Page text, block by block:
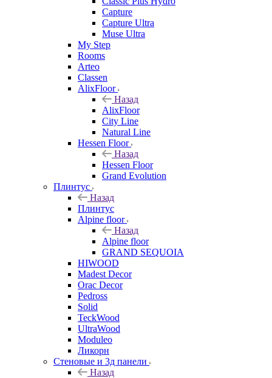
Capture
Capture Ultra
Muse Ultra
My Step
Rooms
Arteo
Classen
AlixFloor
Назад
AlixFloor
City Line
Natural Line
Hessen Floor
Назад
Hessen Floor
Grand Evolution
Плинтус
Назад
Плинтус
Alpine floor
Назад
Alpine floor
GRAND SEQUOIA
HIWOOD
Madest Decor
Orac Decor
Pedross
Solid
TeckWood
UltraWood
Moduleo
Ликорн
Стеновые и 3д панели
Назад